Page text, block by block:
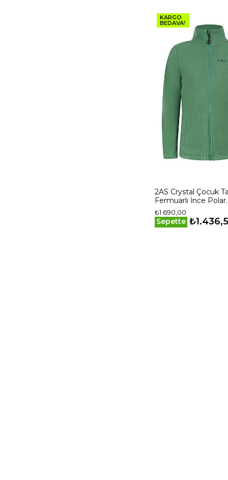
KARGO
BEDAVA!
2AS Crystal Çocuk
Fermuarlı İnce Polar
Sweatshirt Yeşil
₺1.690,00
Sepette